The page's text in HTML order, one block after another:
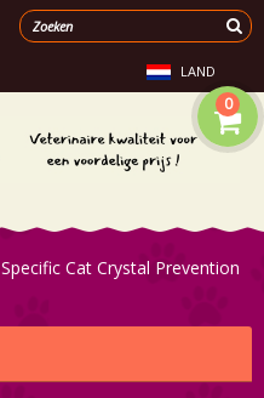
LAND
0
Specific Cat Crystal Prevention